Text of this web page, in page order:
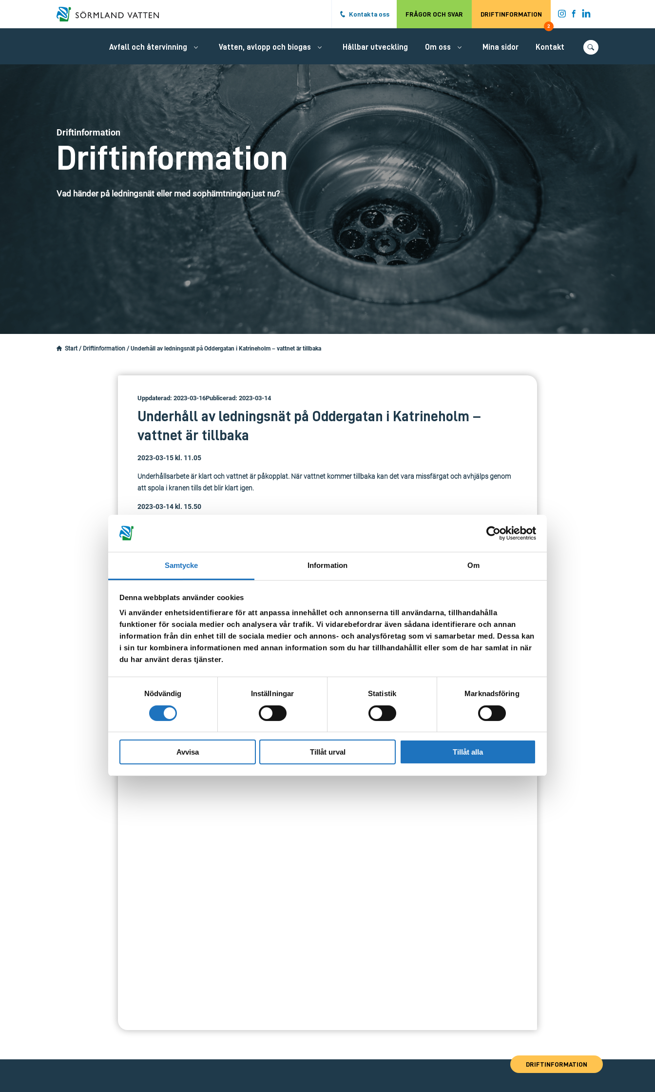
Samtycke Information Om
Denna webbplats använder cookies
Vi använder enhetsidentifierare för att anpassa innehållet och annonserna till användarna, tillhandahålla
funktioner för sociala medier och analysera vår trafik. Vi vidarebefordrar även sådana identifierare och annan
information från din enhet till de sociala medier och annons- och analysföretag som vi samarbetar med. Dessa kan
i sin tur kombinera informationen med annan information som du har tillhandahållit eller som de har samlat in när
du har använt deras tjänster.
Nödvändig
Inställningar Statistik Marknadsföring
Avvisa Tillåt urval Tillåt alla
Hoppa till det huvudsakliga innehållet.
Kontakta oss FRÅGOR OCH SVAR DRIFTINFORMATION
2
Avfall och återvinning Vatten, avlopp och biogas Hållbar utveckling Om oss Mina sidor Kontakt
Driftinformation
Driftinformation
Vad händer på ledningsnät eller med sophämtningen just nu?
Start / Driftinformation / Underhåll av ledningsnät på Oddergatan i Katrineholm – vattnet är tillbaka
Uppdaterad: 2023-03-16Publicerad: 2023-03-14
Underhåll av ledningsnät på Oddergatan i Katrineholm –
vattnet är tillbaka
2023-03-15 kl. 11.05
Underhållsarbete är klart och vattnet är påkopplat. När vattnet kommer tillbaka kan det vara missfärgat och avhjälps genom
att spola i kranen tills det blir klart igen.
2023-03-14 kl. 15.50
vattenavstängning onsdag 15 mars klockan 7.30.
Oddergatan 4-17
Tappa gärna upp vatten för eget behov. När vattnet kommer tillbaka kan det vara missfärgat och avhjälps genom att spola i
kranen tills det blir klart igen.
Vid frågor, välkommen att kontakta kundservice på telefon 0150-800 100.
Anmäl dig till vår sms-tjänst.
DRIFTINFORMATION